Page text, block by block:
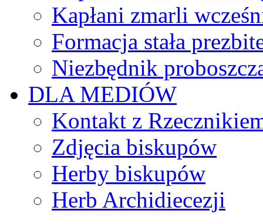
Kapłani zmarli
Formacja stała
Niezbędnik
DLA MEDIÓW
Kontakt z
Zdjęcia biskupów
Herby biskupów
Herb Archidiecezji